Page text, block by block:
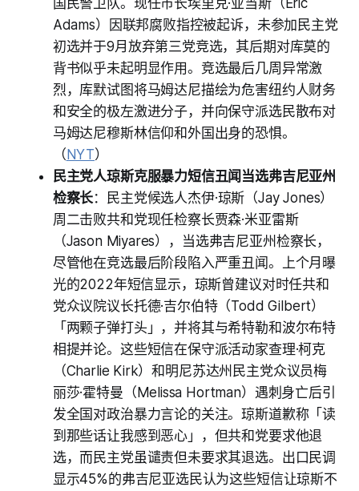
Adams）因联邦腐败指控被起诉，未参加民主党
初选并于9月放弃第三党竞选，其后期对库莫的
背书似乎未起明显作用。竞选最后几周异常激
烈，库默试图将马姆达尼描绘为危害纽约人财务
和安全的极左激进分子，并向保守派选民散布对
马姆达尼穆斯林信仰和外国出身的恐惧。
（NYT）
民主党人琼斯克服暴力短信丑闻当选弗吉尼亚州
检察长：民主党候选人杰伊·琼斯（Jay Jones）
周二击败共和党现任检察长贾森·米亚雷斯
（Jason Miyares），当选弗吉尼亚州检察长，
尽管他在竞选最后阶段陷入严重丑闻。上个月曝
光的2022年短信显示，琼斯曾建议对时任共和
党众议院议长托德·吉尔伯特（Todd Gilbert）
「两颗子弹打头」，并将其与希特勒和波尔布特
相提并论。这些短信在保守派活动家查理·柯克
（Charlie Kirk）和明尼苏达州民主党众议员梅
丽莎·霍特曼（Melissa Hortman）遇刺身亡后引
发全国对政治暴力言论的关注。琼斯道歉称「读
到那些话让我感到恶心」，但共和党要求他退
选，而民主党虽谴责但未要求其退选。出口民调
显示45%的弗吉尼亚选民认为这些短信让琼斯不